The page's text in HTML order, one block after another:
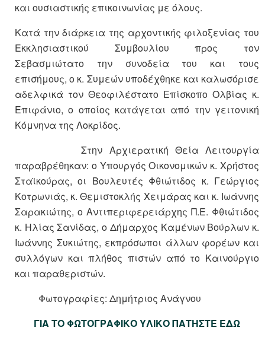
και ουσιαστικής επικοινωνίας με όλους.
Κατά την διάρκεια της αρχοντικής φιλοξενίας του
Εκκλησιαστικού Συμβουλίου προς τον
Σεβασμιώτατο την συνοδεία του και τους
επισήμους, ο κ. Συμεών υποδέχθηκε και καλωσόρισε
αδελφικά τον Θεοφιλέστατο Επίσκοπο Ολβίας κ.
Επιφάνιο, ο οποίος κατάγεται από την γειτονική
Κόμνηνα της Λοκρίδος.
Στην Αρχιερατική Θεία Λειτουργία
παραβρέθηκαν: o Υπουργός Οικονομικών κ. Χρήστος
Σταϊκούρας, οι Βουλευτές Φθιώτιδος κ. Γεώργιος
Κοτρωνιάς, κ. Θεμιστοκλής Χειμάρας και κ. Ιωάννης
Σαρακιώτης, ο Αντιπεριφερειάρχης Π.Ε. Φθιώτιδος
κ. Ηλίας Σανίδας, ο Δήμαρχος Καμένων Βούρλων κ.
Ιωάννης Συκιώτης, εκπρόσωποι άλλων φορέων και
συλλόγων και πλήθος πιστών από το Καινούργιο
και παραθεριστών.
Φωτογραφίες: Δημήτριος Ανάγνου
ΓΙΑ ΤΟ ΦΩΤΟΓΡΑΦΙΚΟ ΥΛΙΚΟ ΠΑΤΗΣΤΕ ΕΔΩ